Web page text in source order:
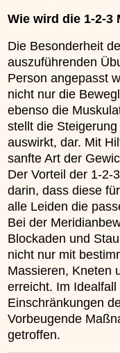
Wie wird die 1-2-
Die Besonderheit
auszuführenden
Person angepasst
nicht nur die
ebenso die
stellt die
auswirkt, dar. Mit
sanfte Art der
Der Vorteil der 1-2-
darin, dass diese
alle Leiden die
Bei der
Blockaden und
nicht nur mit
Massieren, Kneten
erreicht. Im
Einschränkungen
Vorbeugende
getroffen.